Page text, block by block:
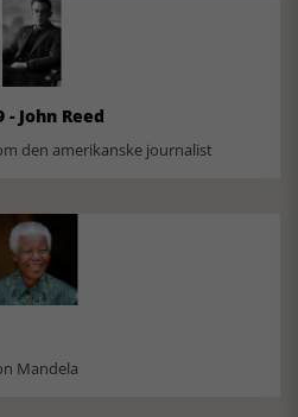
John Reed
den amerikanske journalist
Mandela